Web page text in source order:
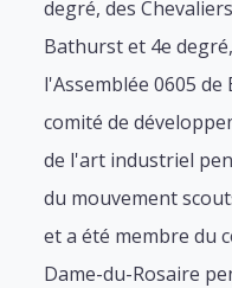
degré, des
Bathurst et 4e
l'Assemblée 0605
comité de
de l'art industriel
du mouvement
et a été membre du
Dame-du-Rosaire